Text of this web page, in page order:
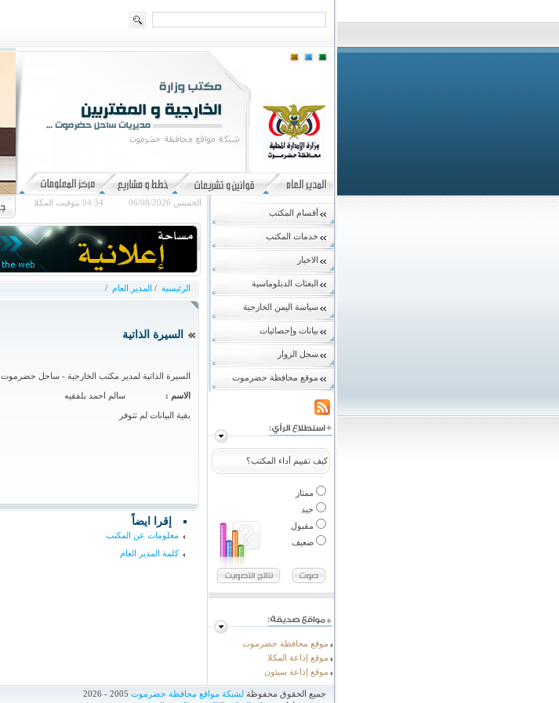
الخميس 06/08/2026 04:34 بتوقيت المكلا
أقسام المكتب
خدمات المكتب
الاخبار
البعثات الدبلوماسية
سياسة اليمن الخارجية
بيانات وإحصائيات
سجل الزوار
موقع محافظة حضرموت
كيف تقييم أداء المكتب؟
ممتاز
جيد
مقبول
ضعيف
موقع محافظة حضرموت
موقع إذاعة المكلا
موقع إذاعة سيئون
الرئيسية / المدير العام /
السيرة الذاتية
السيرة الذاتية لمدير مكتب الخارجية - ساحل حضرموت
الاسم : سالم احمد بلفقيه
بقية البيانات لم تتوفر
إقرا ايضاً
معلومات عن المكتب
كلمة المدير العام
جميع الحقوق محفوظة لشبكة مواقع محافظة حضرموت